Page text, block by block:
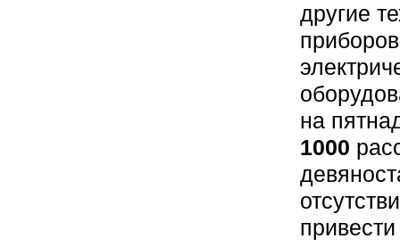
другие
на
1000